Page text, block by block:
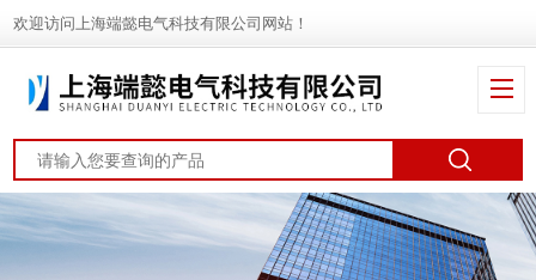
欢迎访问上海端懿电气科技有限公司网站！